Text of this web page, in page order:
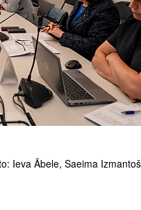
Ieva Ābele, Saeima